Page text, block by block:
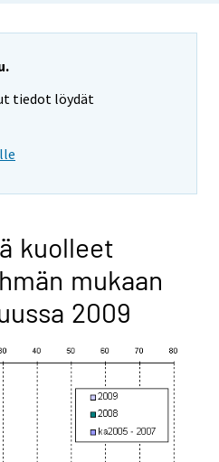
tiedot löydät
kuolleet
mukaan
2009